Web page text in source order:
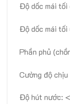
Độ dốc mái tối
Độ dốc mái
Phần phủ
Cường độ
Độ hút nước: